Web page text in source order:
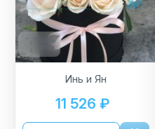
40см
Инь и Ян
11 526 ₽